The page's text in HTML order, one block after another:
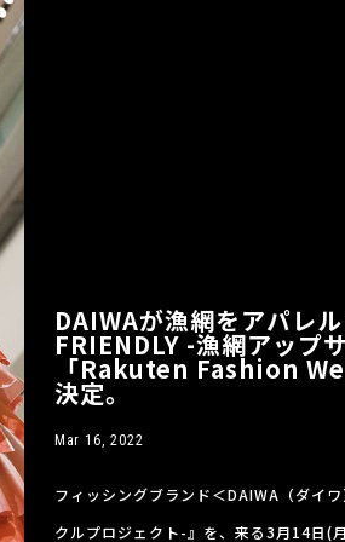
DAIWAが漁網をアパレ
FRIENDLY -漁網アップ
「Rakuten Fashion
決定。
Mar 16, 2022
フィッシングブランド＜DAIWA（ダイ
クルプロジェクト-』を、来る3月14日